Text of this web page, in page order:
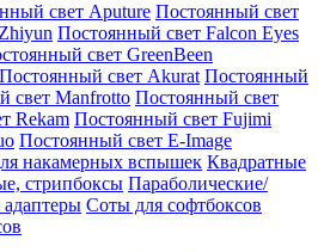
свет Aputure Постоянный свет
Постоянный свет Falcon Eyes
свет GreenBeen
Постоянный свет Akurat Постоянный
свет Manfrotto Постоянный свет
Rekam Постоянный свет Fujimi
Постоянный свет E-Image
накамерных вспышек Квадратные
стрипбоксы Параболические/
Соты для софтбоксов